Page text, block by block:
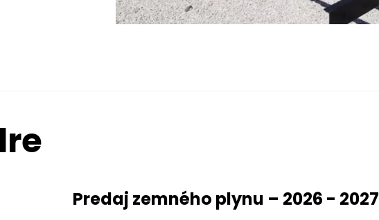
Predaj zemného plynu – 2026 - 2027